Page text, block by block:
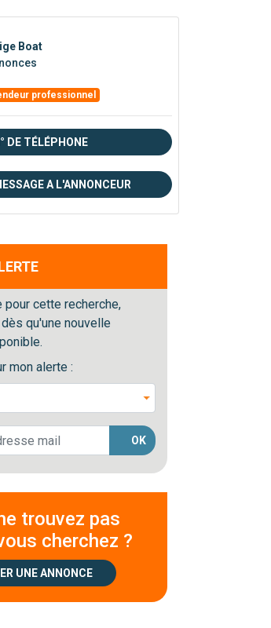
Boat
professionnel
DE TÉLÉPHONE
A L'ANNONCEUR
pour cette recherche,
qu'une nouvelle
mon alerte :
OK
trouvez pas
cherchez ?
UNE ANNONCE